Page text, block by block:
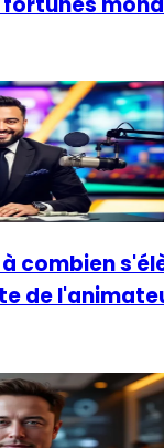
combien
de